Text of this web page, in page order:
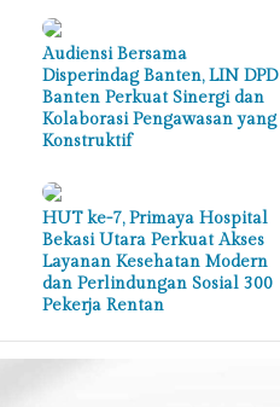
Audiensi Bersama
Disperindag Banten, LIN DPD
Banten Perkuat Sinergi dan
Kolaborasi Pengawasan yang
Konstruktif
HUT ke-7, Primaya Hospital
Bekasi Utara Perkuat Akses
Layanan Kesehatan Modern
dan Perlindungan Sosial 300
Pekerja Rentan